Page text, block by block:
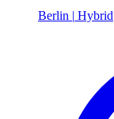
Berlin | Hybrid